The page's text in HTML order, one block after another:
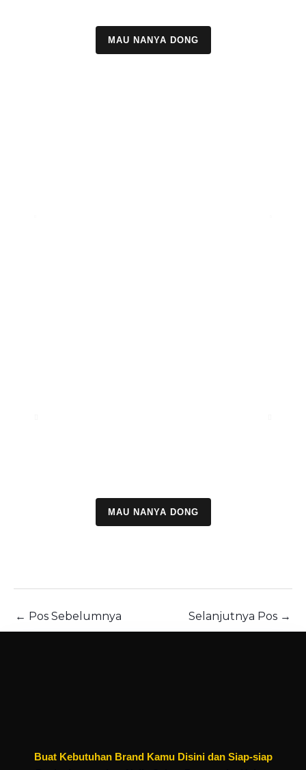
MAU NANYA DONG
MAU NANYA DONG
← Pos Sebelumnya Selanjutnya Pos →
Buat Kebutuhan Brand Kamu Disini dan Siap-siap